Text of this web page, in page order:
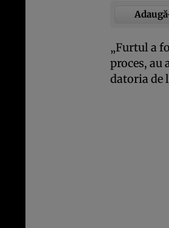
„Furtul a
proces, au
datoria de